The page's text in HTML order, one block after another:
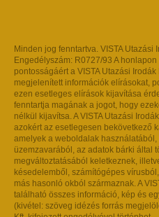
Minden jog fenntartva. VISTA Utazási
Engedélyszám: R0727/93 A
pontosságáért a VISTA Utazási
megjelenített információk elírásokat,
ezen esetleges elírások kijavítása
fenntartja magának a jogot, hogy
nélkül kijavítsa. A VISTA Utazási
azokért az esetlegesen bekövetkező
amelyek a weboldalak
üzemzavarából, az adatok bárki által
megváltoztatásából keletkeznek,
késedelemből, számítógépes
más hasonló okból származnak. A
található összes információ, kép és
(kivétel: szöveg idézés forrás